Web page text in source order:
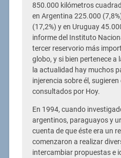
850.000 kilómetros
en Argentina 225.000
(17,2%) y en Uruguay
informe del Instituto
tercer reservorio más
globo, y si bien pertenece a
la actualidad hay muchos
injerencia sobre él,
consultados por Hoy.
En 1994, cuando
argentinos, paraguayos y
cuenta de que éste era un
comenzaron a realizar
intercambiar propuestas e